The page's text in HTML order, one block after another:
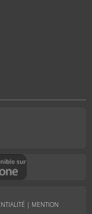
| MENTION